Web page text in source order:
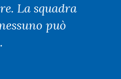
La squadra
può